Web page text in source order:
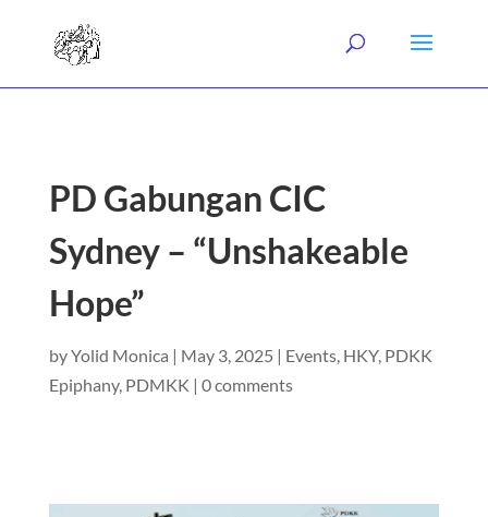
PD Gabungan CIC
Sydney – “Unshakeable
Hope”
byYolid Monica | May 3, 2025 | Events, HKY, PDKK
Epiphany, PDMKK | 0 comments